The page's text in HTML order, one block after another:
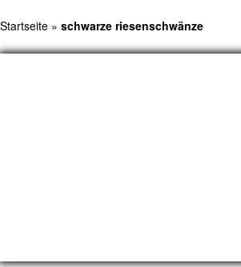
Startseite » schwarze riesenschwänze